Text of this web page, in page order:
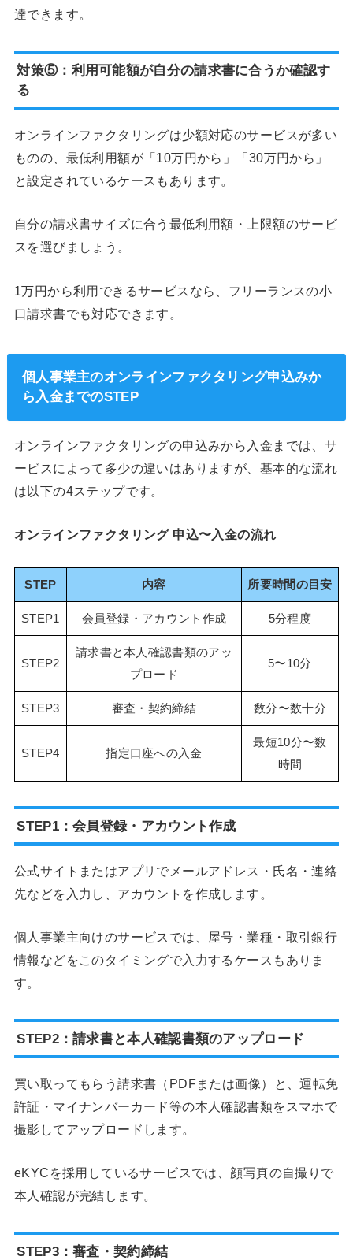
達できます。
対策⑤：利用可能額が自分の請求書に合うか確認す
る
オンラインファクタリングは少額対応のサービスが多い
ものの、最低利用額が「10万円から」「30万円から」
と設定されているケースもあります。
自分の請求書サイズに合う最低利用額・上限額のサービ
スを選びましょう。
1万円から利用できるサービスなら、フリーランスの小
口請求書でも対応できます。
個人事業主のオンラインファクタリング申込みか
ら入金までのSTEP
オンラインファクタリングの申込みから入金までは、サ
ービスによって多少の違いはありますが、基本的な流れ
は以下の4ステップです。
オンラインファクタリング 申込〜入金の流れ
STEP 内容 所要時間の目安
STEP1 会員登録・アカウント作成 5分程度
STEP2
請求書と本人確認書類のアッ
プロード
5〜10分
STEP3 審査・契約締結 数分〜数十分
STEP4 指定口座への入金
最短10分〜数
時間
STEP1：会員登録・アカウント作成
公式サイトまたはアプリでメールアドレス・氏名・連絡
先などを入力し、アカウントを作成します。
個人事業主向けのサービスでは、屋号・業種・取引銀行
情報などをこのタイミングで入力するケースもありま
す。
STEP2：請求書と本人確認書類のアップロード
買い取ってもらう請求書（PDFまたは画像）と、運転免
許証・マイナンバーカード等の本人確認書類をスマホで
撮影してアップロードします。
eKYCを採用しているサービスでは、顔写真の自撮りで
本人確認が完結します。
STEP3：審査・契約締結